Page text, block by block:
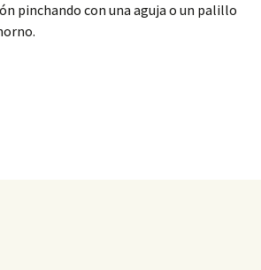
pinchando con una aguja o un palillo